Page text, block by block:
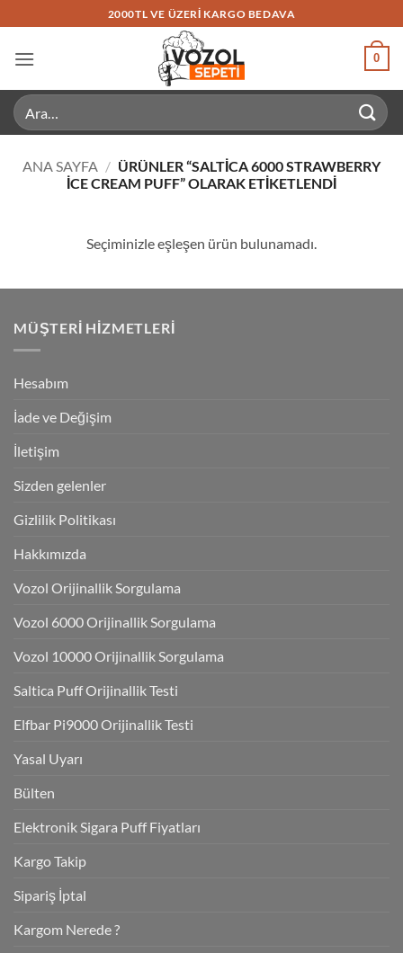
atla
2000TL VE ÜZERI KARGO BEDAVA
0
Ara:
ANA SAYFA / ÜRÜNLER “SALTICA 6000 STRAWBERRY
ICE CREAM PUFF” OLARAK ETIKETLENDI
Seçiminizle eşleşen ürün bulunamadı.
MÜŞTERI HIZMETLERI
Hesabım
İade ve Değişim
İletişim
Sizden gelenler
Gizlilik Politikası
Hakkımızda
Vozol Orijinallik Sorgulama
Vozol 6000 Orijinallik Sorgulama
Vozol 10000 Orijinallik Sorgulama
Saltica Puff Orijinallik Testi
Elfbar Pi9000 Orijinallik Testi
Yasal Uyarı
Bülten
Elektronik Sigara Puff Fiyatları
Kargo Takip
Sipariş İptal
Kargom Nerede ?